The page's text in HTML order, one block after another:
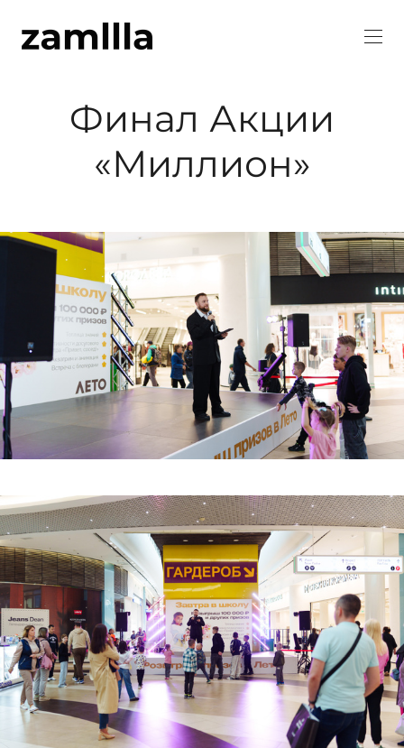
Финал Акции
«Миллион»